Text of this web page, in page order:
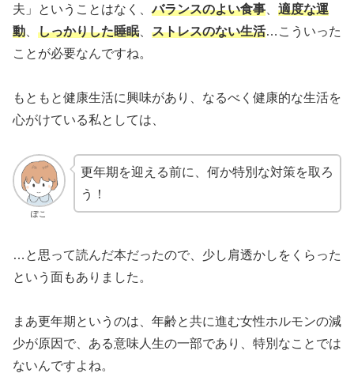
夫」ということはなく、バランスのよい食事
適度な運
動
しっかりした睡眠、 ストレスのない生活…こういった
ことが必要なんですね。
もともと健康生活に興味があり、なるべく健康的な生活を
心がけている私としては、
ぽこ
更年期を迎える前に、何か特別な対策を取ろ
う！
…と思って読んだ本だったので、少し肩透かしをくらった
という面もありました。
まあ更年期というのは、年齢と共に進む女性ホルモンの減
少が原因で、ある意味人生の一部であり、特別なことでは
ないんですよね。